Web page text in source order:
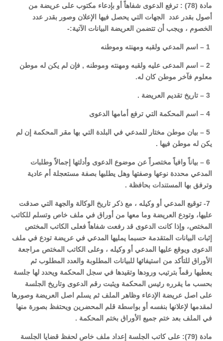
مادة (78) : ترفع الدعوى شفاهاً أو بإدعاء مكتوب على عريضة من
أصول بقدر عدد الجهات التي يحصل فيها الإعلان وصور بقدر عدد
الخصوم ، ويجب أن تتضمن العريضة البيانات الآتية:-
2 – اسم المدعى عليه ولقبه ومهنته وموطنه , فإن لم يكن له موطن
معلوم فآخر موطن كان له.
5 – بيان موطن مختار للمدعي في البلدة التي بها مقر المحكمة إن لم
يكن له موطن فيها .
6 – بياناً وافياً مختصراً عن موضوع الدعوى وأدلتها إجمالاً وطلبات
المدعي محددة نوعها وصفتها وهل يطلبها بصفة مستعجلة أم عادية
وترفق بها المستندات بحافظة .
7- توقيع المدعي أو وكيله ، مع ذكر تاريخ الوكالة والجهة التي صدقت
عليها، وتودع العريضة وما معها من أوراق في ملف خاص وتسلم للكاتب
المختص، وإذا كانت الدعوى قد رفعت شفاهاً فعلى الكاتب المختص
إثبات البيانات المتقدمة حسبما يمليها المدعي في عريضة تودع في ملف
الدعوى ويوقع عليها المدعي أو وكيله ، وعلى الكاتب المختص مراجعة
الأوراق للتأكد من استيفائها للبيانات المطلوبة والعدد المطلوب ثم
يعطيها رقماً بترتيب ورودها وتقيدها في سجل المحكمة ويحدد لها جلسة
بحسب ما يقرره رئيس المحكمة ويثبت رقم الدعوى وتاريخ الجلسة
على اصل عريضة الإدعاء وظاهر الملف ثم يسلم اصل العريضة وصورها
لمقدمها لإعلانها بنفسه أو بواسطة قلم المحضرين ويحتفظ بصورة منها
في الملف بعد ختم جميع الأوراق بختم المحكمة .
مادة (79): على كاتب الجلسة إعداد ملف خاص لحفظ قضايا الجلسة